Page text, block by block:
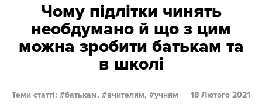
Чому підлітки чинять
необдумано й що з цим
можна зробити батькам та
в школі
Теми статті: батькам, вчителям, учням 18 Лютого 2021